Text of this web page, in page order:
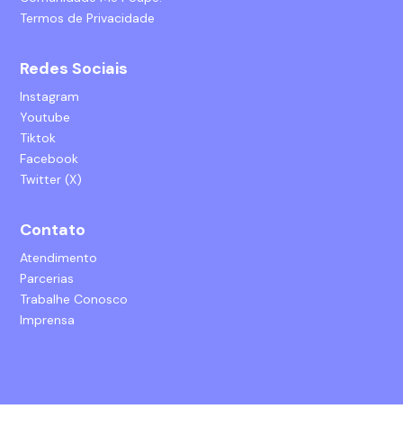
Termos de Privacidade
Redes Sociais
Instagram
Youtube
Tiktok
Facebook
Twitter (X)
Contato
Atendimento
Parcerias
Trabalhe Conosco
Imprensa